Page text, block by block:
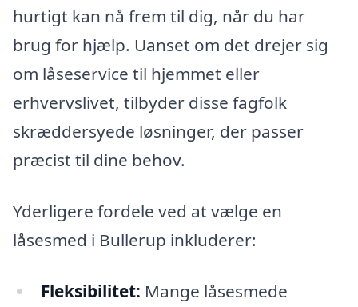
hurtigt kan nå frem til dig, når du har
brug for hjælp. Uanset om det drejer sig
om låseservice til hjemmet eller
erhvervslivet, tilbyder disse fagfolk
skræddersyede løsninger, der passer
præcist til dine behov.
Yderligere fordele ved at vælge en
låsesmed i Bullerup inkluderer:
Fleksibilitet: Mange låsesmede